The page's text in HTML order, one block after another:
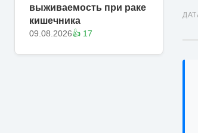
выживаемость при раке
кишечника
09.08.2026👍 17